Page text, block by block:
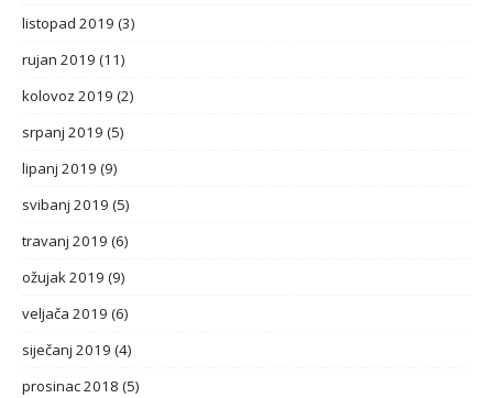
listopad 2019 (3)
rujan 2019 (11)
kolovoz 2019 (2)
srpanj 2019 (5)
lipanj 2019 (9)
svibanj 2019 (5)
travanj 2019 (6)
ožujak 2019 (9)
veljača 2019 (6)
siječanj 2019 (4)
prosinac 2018 (5)